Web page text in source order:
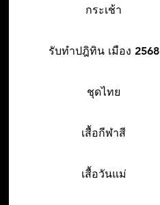
กระเช้า
รับทำปฎิทิน เมือง 2568
ชุดไทย
เสื้อกีฬาสี
เสื้อวันแม่